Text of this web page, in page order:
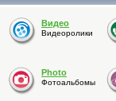
Видео
Видеоролики
Photo
Фотоальбомы